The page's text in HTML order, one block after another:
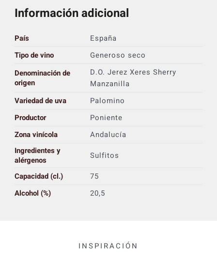
Información adicional
País
España
Tipo de vino
Generoso seco
Denominación de
origen
D.O. Jerez Xeres Sherry
Manzanilla
Variedad de uva
Palomino
Productor
Poniente
Zona vinícola
Andalucía
Ingredientes y
alérgenos
Sulfitos
Capacidad (cl.)
75
Alcohol (%)
20,5
INSPIRACIÓN